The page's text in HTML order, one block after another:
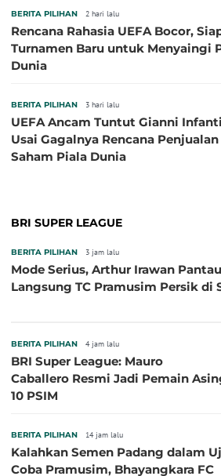
BERITA PILIHAN 2 hari lalu
Rencana Rahasia UEFA Bocor,
Turnamen Baru untuk Menyaingi
Dunia
BERITA PILIHAN 3 hari lalu
UEFA Ancam Tuntut Gianni
Usai Gagalnya Rencana Penjualan
Saham Piala Dunia
BRI SUPER LEAGUE
BERITA PILIHAN 3 jam lalu
Mode Serius, Arthur Irawan Pantau
Langsung TC Pramusim Persik di
BERITA PILIHAN 4 jam lalu
BRI Super League: Mauro
Caballero Resmi Jadi Pemain
10 PSIM
BERITA PILIHAN 14 jam lalu
Kalahkan Semen Padang dalam
Coba Pramusim, Bhayangkara FC